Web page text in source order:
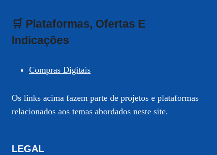
🛒 Plataformas, Ofertas E
Indicações
Compras Digitais
Os links acima fazem parte de projetos e plataformas
relacionados aos temas abordados neste site.
LEGAL